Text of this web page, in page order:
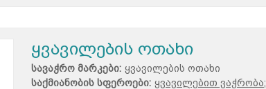
ყვავილების ოთახი
სავაჭრო მარკები: ყვავილების ოთახი
საქმიანობის სფეროები: ყვავილებით ვაჭრობა;